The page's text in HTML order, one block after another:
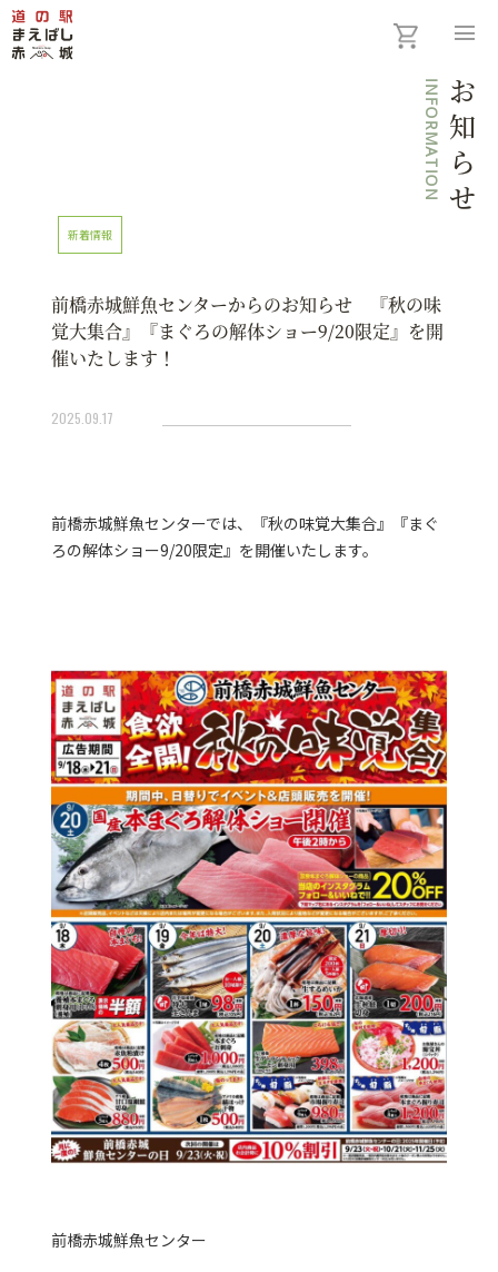
menu
お知らせ
INFORMATION
新着情報
前橋赤城鮮魚センターからのお知らせ 『秋の味
覚大集合』『まぐろの解体ショー9/20限定』を開
催いたします！
2025.09.17
前橋赤城鮮魚センターでは、『秋の味覚大集合』『まぐ
ろの解体ショー9/20限定』を開催いたします。
前橋赤城鮮魚センター